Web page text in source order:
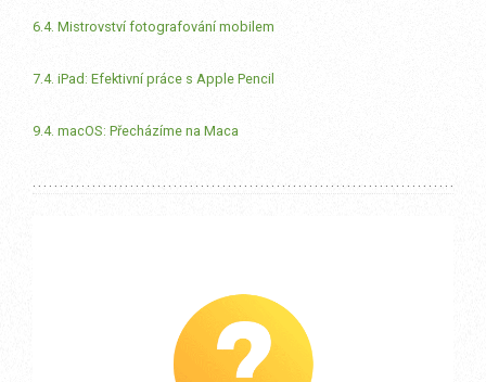
6.4. Mistrovství fotografování mobilem
7.4. iPad: Efektivní práce s Apple Pencil
9.4. macOS: Přecházíme na Maca